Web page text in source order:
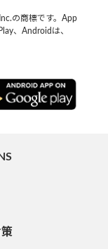
の商標です。App
、Androidは、